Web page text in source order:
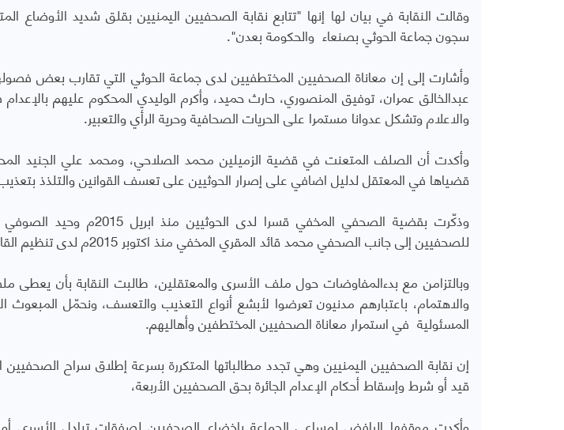
وقالت النقابة في بيان لها إنها "تتابع نقابة الصحفيين اليمنيين بقلق شديد الأوضاع
سجون جماعة الحوثي بصنعاء والحكومة بعدن".
وأشارت إلى إن معاناة الصحفيين المختطفيين لدى جماعة الحوثي التي تقارب بعض
عبدالخالق عمران، توفيق المنصوري، حارث حميد، وأكرم الوليدي المحكوم عليهم
والاعلام وتشكل عدوانا مستمرا على الحريات الصحافية وحرية الرأي والتعبير.
وأكدت أن الصلف المتعنت في قضية الزميلين محمد الصلاحي، ومحمد علي الجنيد
قضياها في المعتقل لدليل اضافي على إصرار الحوثيين على تعسف القوانين والتلذذ
وذكّرت بقضية الصحفي المخفي قسرا
للصحفيين إلى جانب الصحفي محمد قائد المقري المخفي منذ اكتوبر 2015م لدى تنظيم القاعدة في حضرموت.
وبالتزامن مع بدءالمفاوضات حول ملف الأسرى والمعتقلين، طالبت النقابة بأن يعطى
والاهتمام، باعتبارهم مدنيون تعرضوا لأبشع أنواع التعذيب والتعسف، ونحمّل
المسئولية في استمرار معاناة الصحفيين المختطفين وأهاليهم.
إن نقابة الصحفيين اليمنيين وهي تجدد مطالباتها المتكررة بسرعة إطلاق سراح
قيد أو شرط وإسقاط أحكام الإعدام الجائرة بحق الصحفيين الأربعة،
وأكدت موقفها الرافض لمساعي الجماعة بإخضاع الصحفيين لصفقات تبادل